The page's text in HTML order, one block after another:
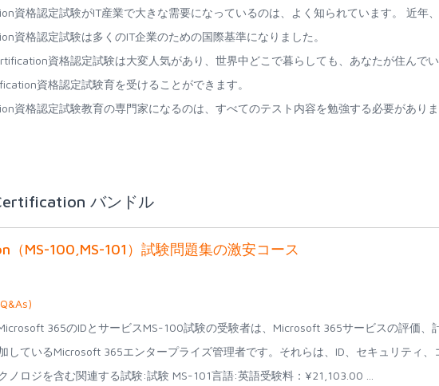
資格認定試験がIT産業で大きな需要になっているのは、よく知られています。 近年、
資格認定試験は多くのIT企業のための国際基準になりました。
資格認定試験は大変人気があり、世界中どこで暮らしても、あなたが住んで
資格認定試験育を受けることができます。
資格認定試験教育の専門家になるのは、すべてのテスト内容を勉強する必要がありま
バンドル
MS-100,MS-101）試験問題集の激安コース
365のIDとサービスMS-100試験の受験者は、Microsoft 365サービスの評価、
しているMicrosoft 365エンタープライズ管理者です。それらは、ID、セキュリティ、
ノロジを含む関連する試験:試験 MS-101言語:英語受験料：¥21,103.00 ...